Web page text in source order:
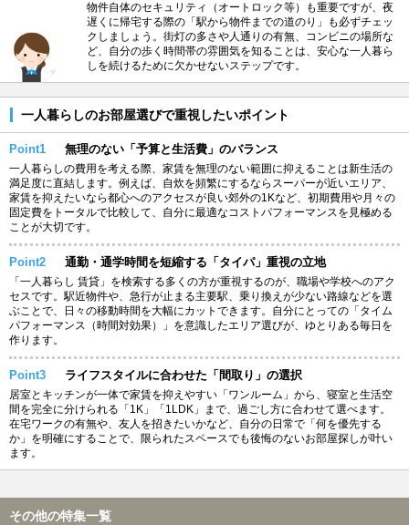
物件自体のセキュリティ（オートロック等）も重要ですが、夜
遅くに帰宅する際の「駅から物件までの道のり」も必ずチェッ
クしましょう。街灯の多さや人通りの有無、コンビニの場所な
ど、自分の歩く時間帯の雰囲気を知ることは、安心な一人暮ら
しを続けるために欠かせないステップです。
一人暮らしのお部屋選びで重視したいポイント
Point1 無理のない「予算と生活費」のバランス
一人暮らしの費用を考える際、家賃を無理のない範囲に抑えることは新生活の
満足度に直結します。例えば、自炊を頻繁にするならスーパーが近いエリア、
家賃を抑えたいなら都心へのアクセスが良い郊外の1Kなど、初期費用や月々の
固定費をトータルで比較して、自分に最適なコストパフォーマンスを見極める
ことが大切です。
Point2 通勤・通学時間を短縮する「タイパ」重視の立地
「一人暮らし 賃貸」を検索する多くの方が重視するのが、職場や学校へのアク
セスです。駅近物件や、急行が止まる主要駅、乗り換えが少ない路線などを選
ぶことで、日々の移動時間を大幅にカットできます。自分にとっての「タイム
パフォーマンス（時間対効果）」を意識したエリア選びが、ゆとりある毎日を
作ります。
Point3 ライフスタイルに合わせた「間取り」の選択
居室とキッチンが一体で家賃を抑えやすい「ワンルーム」から、寝室と生活空
間を完全に分けられる「1K」「1LDK」まで、過ごし方に合わせて選べます。
在宅ワークの有無や、友人を招きたいかなど、自分の日常で「何を優先する
か」を明確にすることで、限られたスペースでも後悔のないお部屋探しが叶い
ます。
その他の特集一覧